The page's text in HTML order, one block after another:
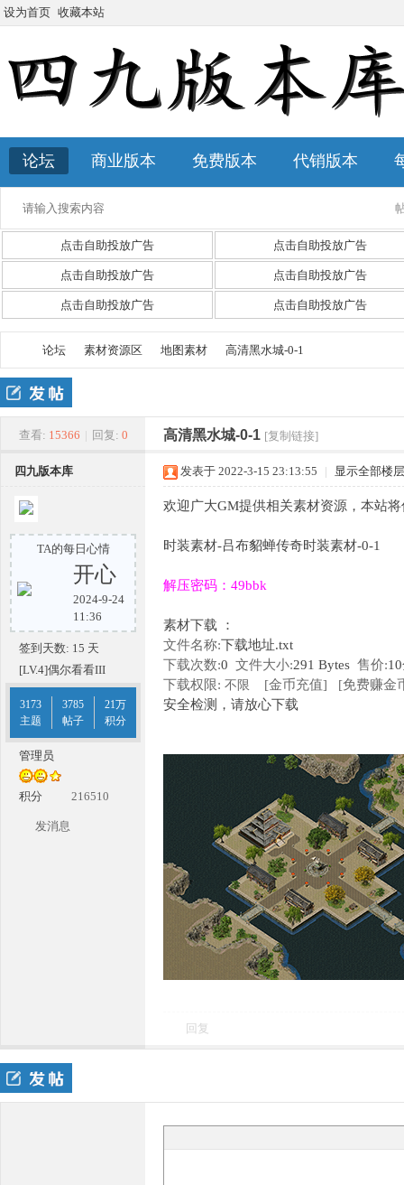
设为首页 收藏本站
论坛 商业版本 免费版本 代销版本
点击自助投放广告 点击自助投放广告
点击自助投放广告 点击自助投放广告
点击自助投放广告 点击自助投放广告
九
»
论坛 素材资源区 地图素材 高清黑水城-0-1
查看: 15366 | 回复: 0 高清黑水城-0-1 [复制链接]
四九版本库
TA的每日心情
开心
2024-9-24
11:36
签到天数: 15 天
[LV.4]偶尔看看III
3173
主题
3785
帖子
21万
积分
管理员
积分 216510
发消息
发表于 2022-3-15 23:13:55 | 显示全部楼层
欢迎广大GM提供相关素材资源，本站
时装素材-吕布貂蝉传奇时装素材-0-1
解压密码：49bbk
素材下载 ：
文件名称:下载地址.txt
下载次数:0 文件大小:291 Bytes 售价:
下载权限: 不限 [金币充值]
[免费赚金
安全检测，请放心下载
回复